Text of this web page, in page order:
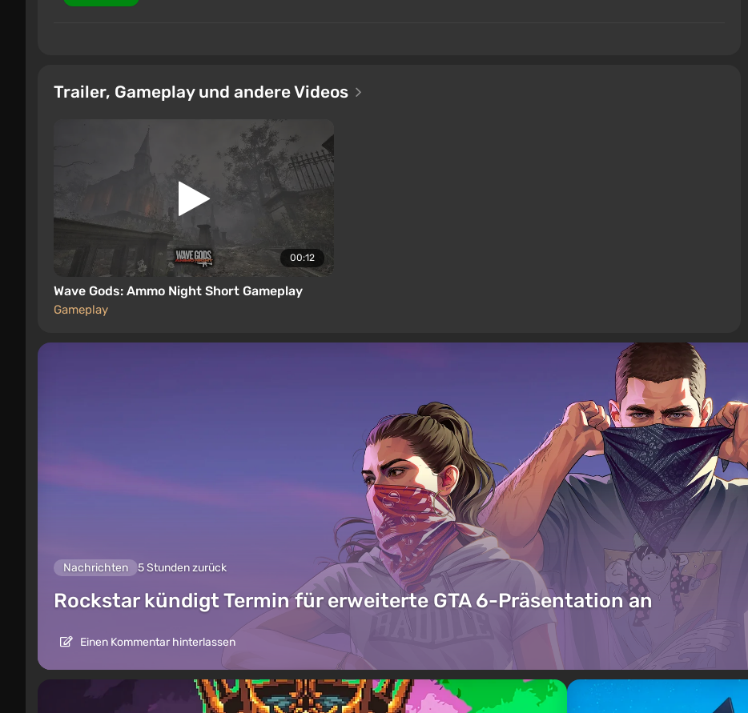
Trailer, Gameplay und andere Videos
00:12
Wave Gods: Ammo Night Short Gameplay
Gameplay
Nachrichten 5 Stunden zurück
Rockstar kündigt Termin für erweiterte GTA 6-Präsentation an
Einen Kommentar hinterlassen